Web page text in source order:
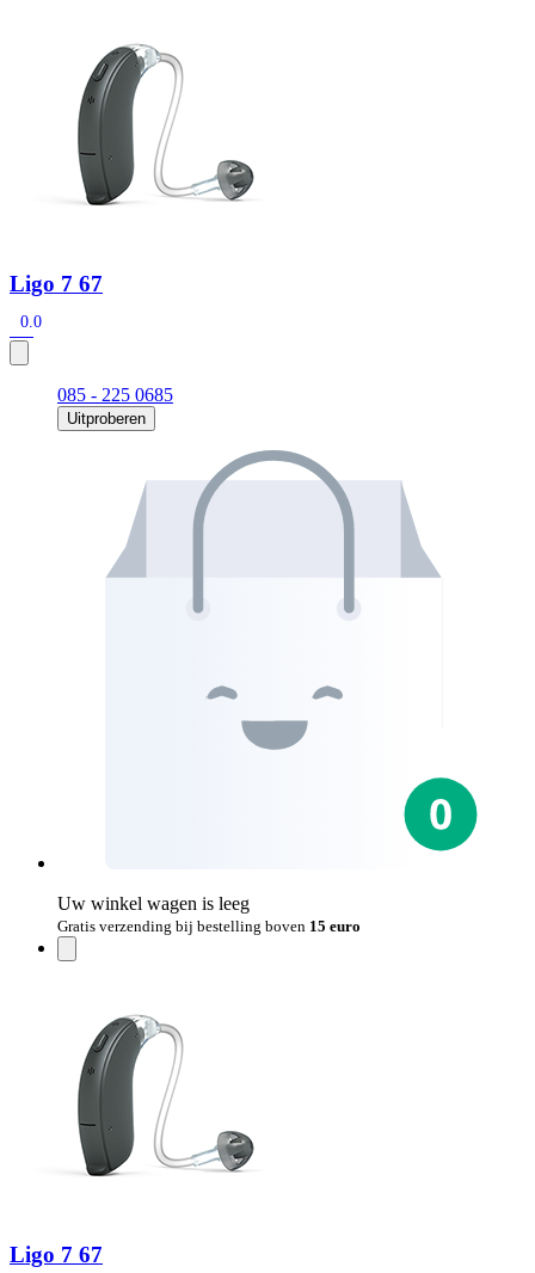
Snel zoeken
Signia hoortoestellenSignia Pure BCT IX
Audio Service R LI 7
Hoortoestelbatterijen
Widex filters
Onderhoudsartikelen
Ligo 7 67
0.0
085 - 225 0685
Uitproberen
Uw winkel wagen is leeg
Gratis verzending bij bestelling boven 15 euro
Ligo 7 67